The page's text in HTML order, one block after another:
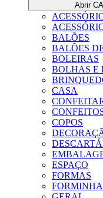
Abrir
BALÕES
BALÕES
BOLEIRAS
BOLHAS E
CASA
COPOS
ESPAÇO
FORMAS